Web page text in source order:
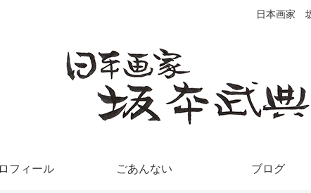
日本画家
フィール ごあんない ブログ